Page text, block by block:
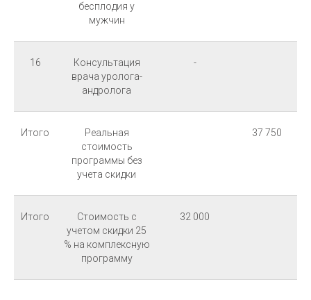
бесплодия у
мужчин
16
Консультация
врача уролога-
андролога
-
Итого
Реальная
стоимость
программы без
учета скидки
37 750
Итого
Стоимость с
учетом скидки 25
% на комплексную
программу
32 000